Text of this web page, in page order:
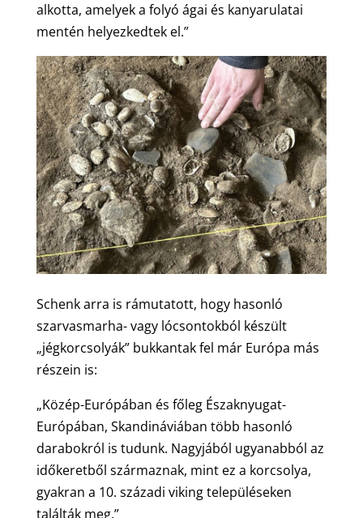
alkotta, amelyek a folyó ágai és kanyarulatai
mentén helyezkedtek el.”
Schenk arra is rámutatott, hogy hasonló
szarvasmarha- vagy lócsontokból készült
„jégkorcsolyák” bukkantak fel már Európa más
részein is:
„Közép-Európában és főleg Északnyugat-
Európában, Skandináviában több hasonló
darabokról is tudunk. Nagyjából ugyanabból az
időkeretből származnak, mint ez a korcsolya,
gyakran a 10. századi viking településeken
találták meg.”